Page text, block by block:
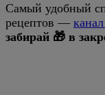
Самый удобный
рецептов —
забирай 🎁 в